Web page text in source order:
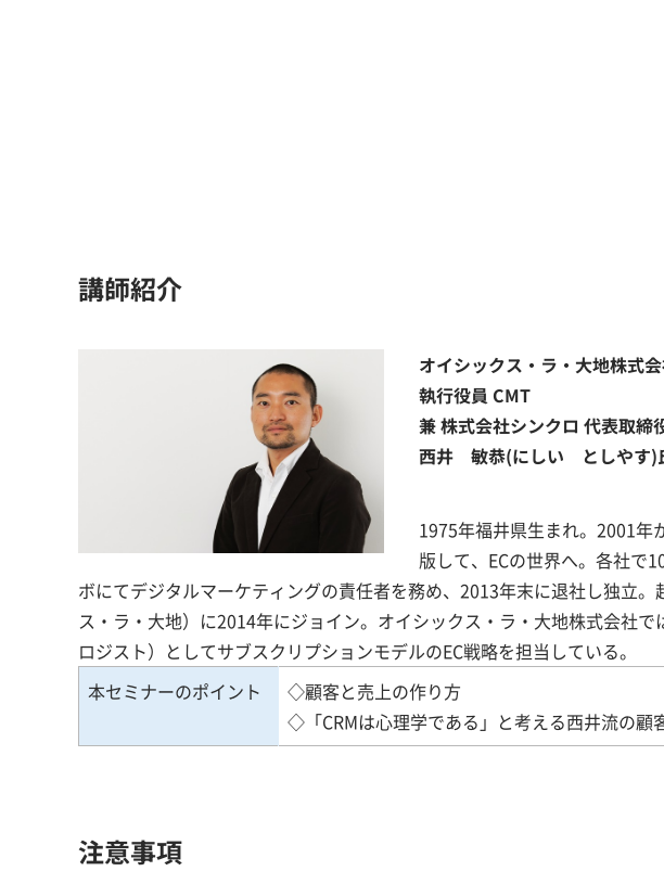
講師紹介
オイシックス・ラ・大地株式
執行役員 CMT
兼 株式会社シンクロ 代表取締
西井 敏恭(にしい としやす)
1975年福井県生まれ。2001年
版して、ECの世界へ。各社で
ボにてデジタルマーケティングの責任者を務め、2013年末に退社し独立
ス・ラ・大地）に2014年にジョイン。オイシックス・ラ・大地株式会社
ロジスト）としてサブスクリプションモデルのEC戦略を担当している。
本セミナーのポイント
◇顧客と売上の作り方
◇「CRMは心理学である」と考える西井流の顧
注意事項